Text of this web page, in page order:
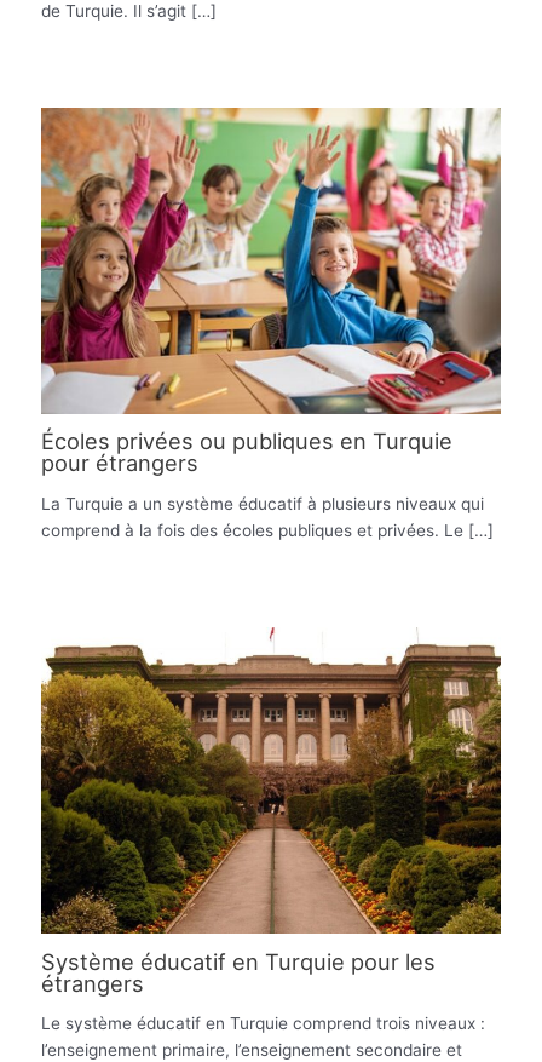
de Turquie. Il s’agit […]
Écoles privées ou publiques en Turquie
pour étrangers
La Turquie a un système éducatif à plusieurs niveaux qui
comprend à la fois des écoles publiques et privées. Le […]
Système éducatif en Turquie pour les
étrangers
Le système éducatif en Turquie comprend trois niveaux :
l’enseignement primaire, l’enseignement secondaire et